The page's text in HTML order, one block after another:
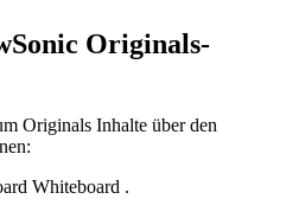
Originals-
Originals Inhalte über den
Whiteboard .